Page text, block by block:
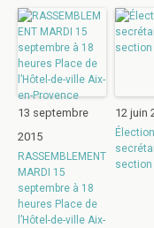
13 septembre
2015
RASSEMBLEMENT
MARDI 15
septembre à 18
heures Place de
l’Hôtel-de-ville Aix-
12 juin
Élection
section